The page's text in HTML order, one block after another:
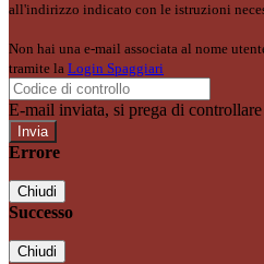
all'indirizzo indicato con le istruzioni
Non hai una e-mail associata al nome
tramite la Login Spaggiari
E-mail inviata, si prega di
Errore
Chiudi
Successo
Chiudi